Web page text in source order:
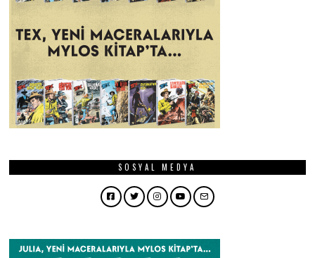
SOSYAL MEDYA
Facebook
TwitterInstagram
YouTubeEmail